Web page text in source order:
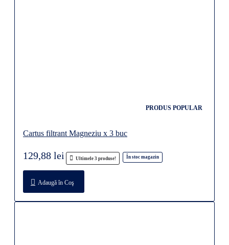
PRODUS POPULAR
Cartus filtrant Magneziu x 3 buc
Ultimele 3 produse! În stoc magazin
129,88 lei
Adaugă în Coş